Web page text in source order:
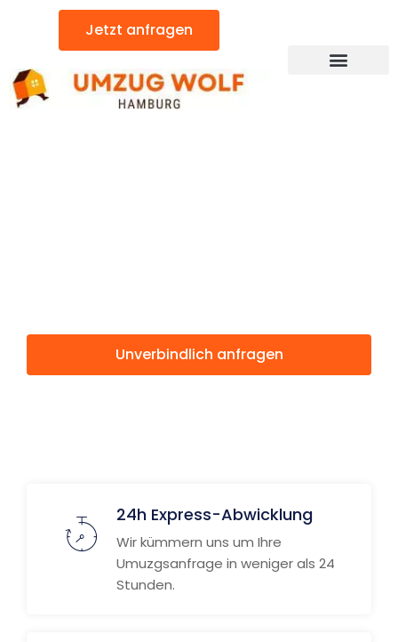
Jetzt anfragen
Unverbindlich anfragen
24h Express-Abwicklung
Wir kümmern uns um Ihre
Umuzgsanfrage in weniger als 24
Stunden.